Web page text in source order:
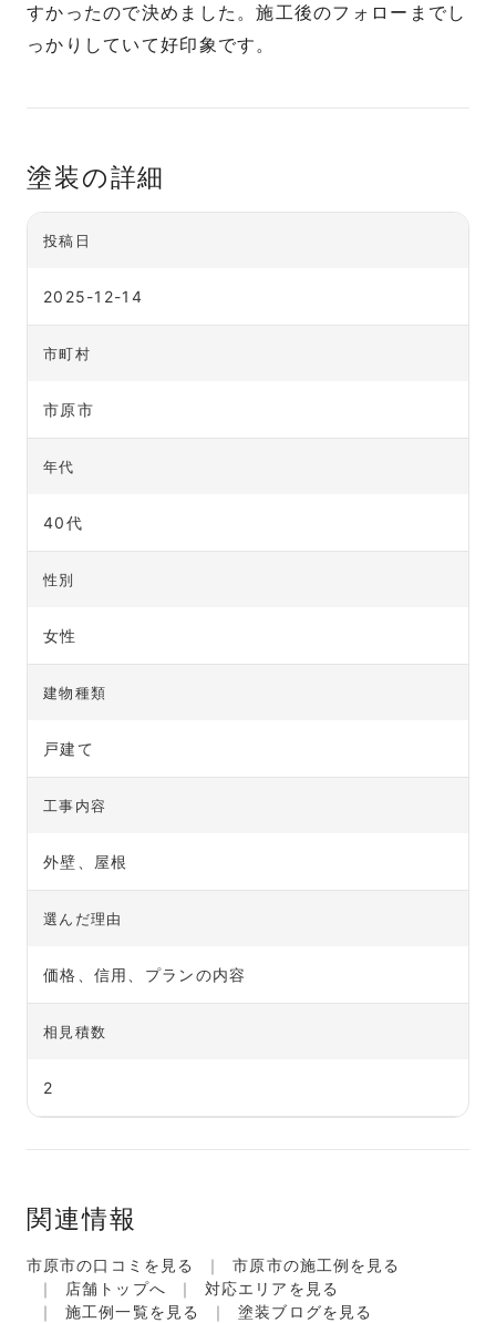
すかったので決めました。施工後のフォローまでし
っかりしていて好印象です。
塗装の詳細
投稿日
2025-12-14
市町村
市原市
年代
40代
性別
女性
建物種類
戸建て
工事内容
外壁、屋根
選んだ理由
価格、信用、プランの内容
相見積数
2
関連情報
市原市の口コミを見る
市原市の施工例を見る
店舗トップへ
対応エリアを見る
施工例一覧を見る
塗装ブログを見る